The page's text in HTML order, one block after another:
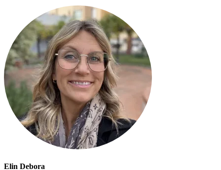
Elin Debora